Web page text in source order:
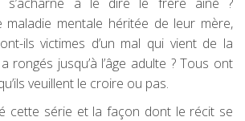
maladie mentale héritée de leur mère,
ils victimes d’un mal qui vient de la
rongés jusqu’à l’âge adulte ? Tous ont
veuillent le croire ou pas.
cette série et la façon dont le récit se